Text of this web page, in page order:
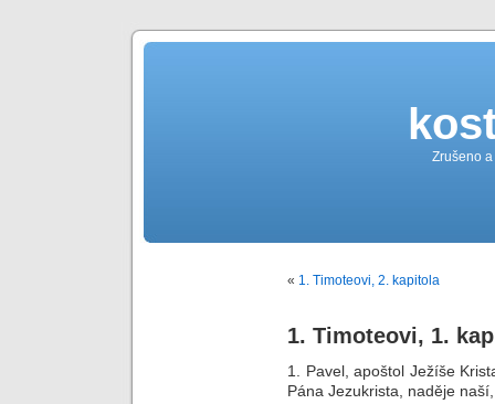
Zrušeno
« 1. Timoteovi, 2. kapitola
1. Timoteovi, 1.
1. Pavel, apoštol Ježíše
Pána Jezukrista, naděje naší,